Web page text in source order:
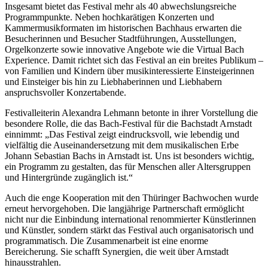
Insgesamt bietet das Festival mehr als 40 abwechslungsreiche
Programmpunkte. Neben hochkarätigen Konzerten und
Kammermusikformaten im historischen Bachhaus erwarten die
Besucherinnen und Besucher Stadtführungen, Ausstellungen,
Orgelkonzerte sowie innovative Angebote wie die Virtual Bach
Experience. Damit richtet sich das Festival an ein breites Publikum –
von Familien und Kindern über musikinteressierte Einsteigerinnen
und Einsteiger bis hin zu Liebhaberinnen und Liebhabern
anspruchsvoller Konzertabende.
Festivalleiterin Alexandra Lehmann betonte in ihrer Vorstellung die
besondere Rolle, die das Bach-Festival für die Bachstadt Arnstadt
einnimmt: „Das Festival zeigt eindrucksvoll, wie lebendig und
vielfältig die Auseinandersetzung mit dem musikalischen Erbe
Johann Sebastian Bachs in Arnstadt ist. Uns ist besonders wichtig,
ein Programm zu gestalten, das für Menschen aller Altersgruppen
und Hintergründe zugänglich ist.“
Auch die enge Kooperation mit den Thüringer Bachwochen wurde
erneut hervorgehoben. Die langjährige Partnerschaft ermöglicht
nicht nur die Einbindung international renommierter Künstlerinnen
und Künstler, sondern stärkt das Festival auch organisatorisch und
programmatisch. Die Zusammenarbeit ist eine enorme
Bereicherung. Sie schafft Synergien, die weit über Arnstadt
hinausstrahlen.